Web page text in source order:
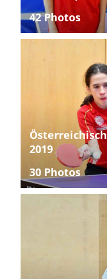
42 Photos
2019
30 Photos